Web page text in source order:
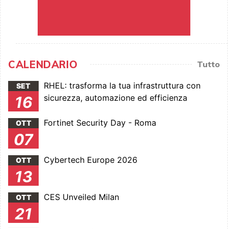
CALENDARIO Tutto
SET
16
RHEL: trasforma la tua infrastruttura con
sicurezza, automazione ed efficienza
OTT
07
Fortinet Security Day - Roma
OTT
13
Cybertech Europe 2026
OTT
21
CES Unveiled Milan